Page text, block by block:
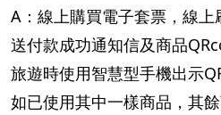
A：線上購買電子套票，線
送付款成功通知信及商品
旅遊時使用智慧型手機出示
如已使用其中一樣商品，其